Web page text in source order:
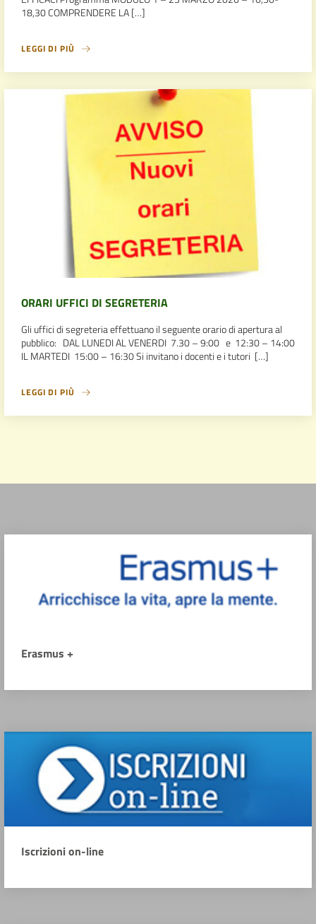
18,30 COMPRENDERE LA […]
LEGGI DI PIÙ
ORARI UFFICI DI SEGRETERIA
Gli uffici di segreteria effettuano il seguente orario di apertura al
pubblico: DAL LUNEDI AL VENERDI 7.30 – 9:00 e 12:30 – 14:00
IL MARTEDI 15:00 – 16:30 Si invitano i docenti e i tutori […]
LEGGI DI PIÙ
Erasmus +
Iscrizioni on-line